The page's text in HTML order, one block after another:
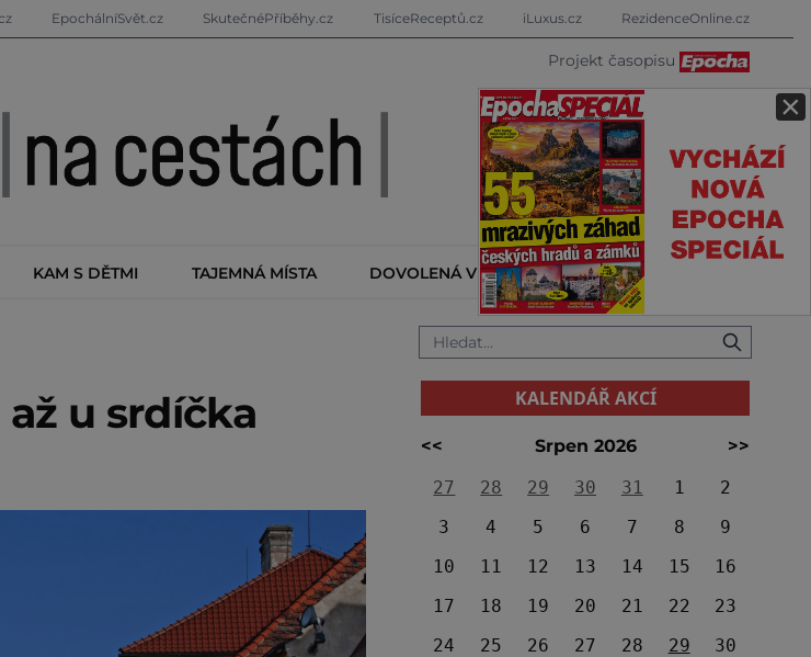
×
EpochálníSvět.cz SkutečnéPříběhy.cz TisíceReceptů.cz iLuxus.cz RezidenceOnline.cz
Projekt časopisu
KAM S DĚTMI TAJEMNÁ MÍSTA DOVOLENÁ V ZAHRANIČÍ KALENDÁŘ AKCÍ
u srdíčka KALENDÁŘ AKCÍ
<< Srpen 2026
>>
27
28 29 30 31 1
2
3
4 5 6 7 8
9
10
11 12 13 14 15
16
17
18 19 20 21 22
23
24
25 26 27 28 29
30